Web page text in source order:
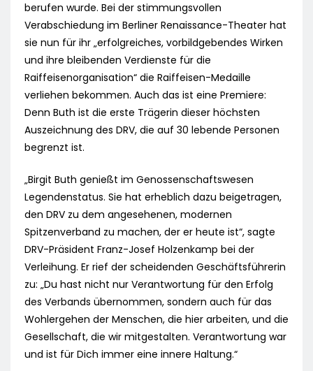
berufen wurde. Bei der stimmungsvollen
Verabschiedung im Berliner Renaissance-Theater hat
sie nun für ihr „erfolgreiches, vorbildgebendes Wirken
und ihre bleibenden Verdienste für die
Raiffeisenorganisation“ die Raiffeisen-Medaille
verliehen bekommen. Auch das ist eine Premiere:
Denn Buth ist die erste Trägerin dieser höchsten
Auszeichnung des DRV, die auf 30 lebende Personen
begrenzt ist.
„Birgit Buth genießt im Genossenschaftswesen
Legendenstatus. Sie hat erheblich dazu beigetragen,
den DRV zu dem angesehenen, modernen
Spitzenverband zu machen, der er heute ist“, sagte
DRV-Präsident Franz-Josef Holzenkamp bei der
Verleihung. Er rief der scheidenden Geschäftsführerin
zu: „Du hast nicht nur Verantwortung für den Erfolg
des Verbands übernommen, sondern auch für das
Wohlergehen der Menschen, die hier arbeiten, und die
Gesellschaft, die wir mitgestalten. Verantwortung war
und ist für Dich immer eine innere Haltung.“